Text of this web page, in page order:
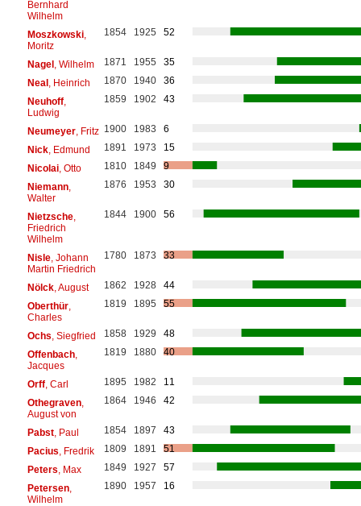
Bernhard
Wilhelm
Moszkowski,
Moritz
1854 1925 52
Nagel, Wilhelm 1871 1955
35
Neal, Heinrich 1870 1940
36
Neuhoff,
Ludwig
1859 1902 43
Neumeyer, Fritz 1900 1983
6
Nick, Edmund 1891 1973
15
Nicolai, Otto 1810 1849
9
Niemann,
Walter
1876 1953 30
Nietzsche,
Friedrich
Wilhelm
1844 1900 56
Nisle, Johann
Martin Friedrich
1780 1873 33
Nölck, August 1862 1928
44
Oberthür,
Charles
1819 1895 55
Ochs , Siegfried 1858 1929
48
Offenbach,
Jacques
1819 1880 40
Orff, Carl 1895 1982
11
Othegraven,
August von
1864 1946 42
Pabst, Paul 1854 1897
43
Pacius , Fredrik 1809 1891
51
Peters , Max 1849 1927
57
Petersen,
Wilhelm
1890 1957 16